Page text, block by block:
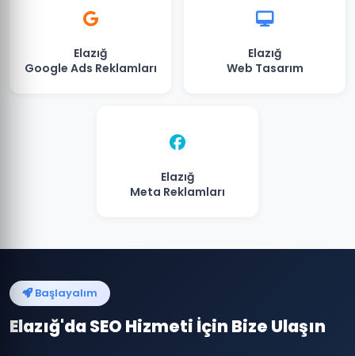
Elazığ
Google Ads Reklamları
Elazığ
Web Tasarım
Elazığ
Meta Reklamları
Başlayalım
Elazığ'da SEO Hizmeti İçin Bize Ulaşın